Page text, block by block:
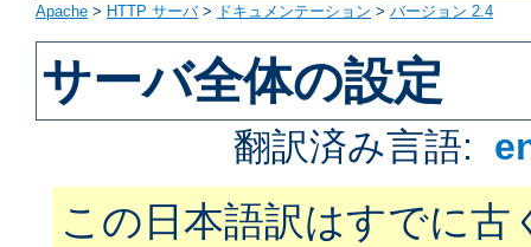
Apache > HTTP サーバ> ドキュメンテーション > バージョン 2.4
サーバ全体の設定
翻訳済み言語:
この日本語訳はすでに古